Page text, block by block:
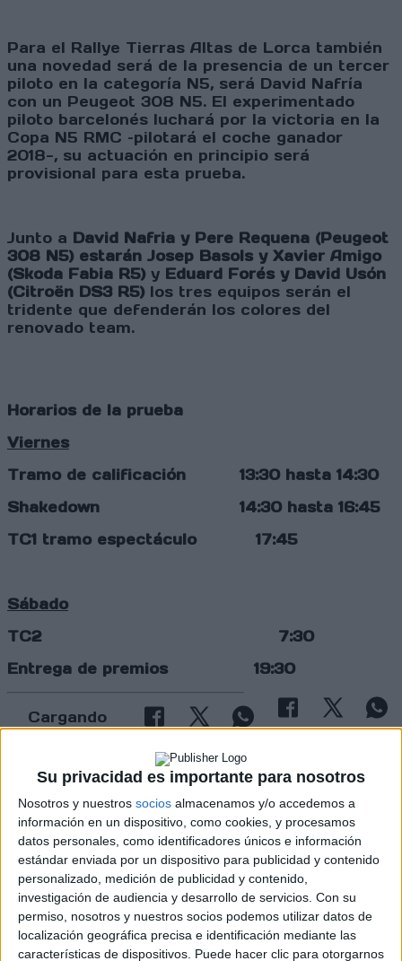
Su privacidad es importante para nosotros
Nosotros y nuestros socios almacenamos y/o accedemos a
información en un dispositivo, como cookies, y procesamos
datos personales, como identificadores únicos e información
estándar enviada por un dispositivo para publicidad y contenido
personalizado, medición de publicidad y contenido,
investigación de audiencia y desarrollo de servicios. Con su
permiso, nosotros y nuestros socios podemos utilizar datos de
localización geográfica precisa e identificación mediante las
características de dispositivos. Puede hacer clic para otorgarnos
Para el Rallye Tierras Altas de Lorca también
una novedad será de la presencia de un tercer
piloto en la categoría N5, será David Nafría
con un Peugeot 308 N5. El experimentado
piloto barcelonés luchará por la victoria en la
Copa N5 RMC –pilotará el coche ganador
2018-, su actuación en principio será
provisional para esta prueba.
Junto a David Nafria y Pere Requena (Peugeot
308 N5) estarán Josep Basols y Xavier Amigo
(Skoda Fabia R5) y Eduard Forés y David Usón
(Citroën DS3 R5) los tres equipos serán el
tridente que defenderán los colores del
renovado team.
Horarios de la prueba
Viernes
Tramo de calificación 13:30 hasta 14:30
Shakedown 14:30 hasta 16:45
TC1 tramo espectáculo 17:45
Sábado
TC2 7:30
Entrega de premios 19:30
Cargando
nueva noticia
No hay más noticias en esta categoría.
Rallyes